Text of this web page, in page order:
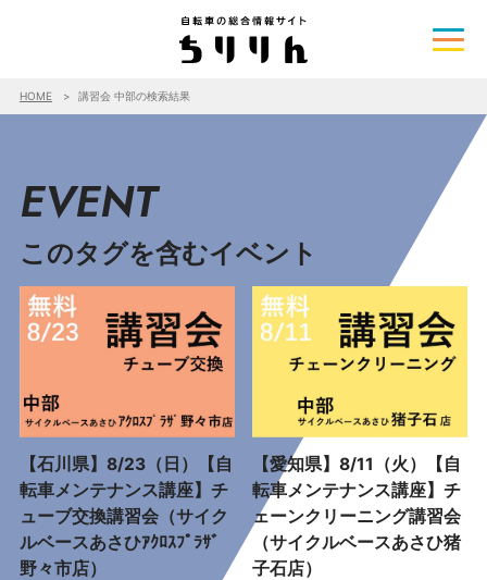
HOME 講習会 中部の検索結果
EVENT
このタグを含むイベント
【石川県】8/23（日）【自
転車メンテナンス講座】チ
ューブ交換講習会（サイク
ルベースあさひｱｸﾛｽﾌﾟﾗｻﾞ
野々市店）
【愛知県】8/11（火）【自
転車メンテナンス講座】チ
ェーンクリーニング講習会
（サイクルベースあさひ猪
子石店）